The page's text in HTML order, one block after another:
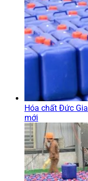
Hóa chất Đức
mới